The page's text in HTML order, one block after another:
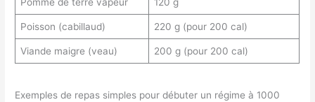
Poisson (cabillaud) 220 g (pour 200 cal)
Viande maigre (veau) 200 g (pour 200 cal)
Exemples de repas simples pour débuter un régime à 1000